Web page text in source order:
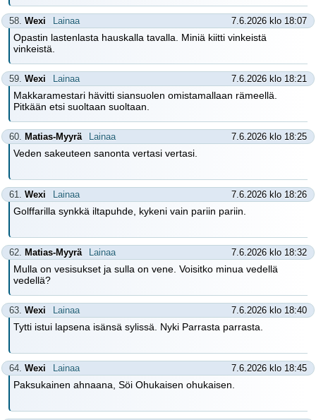
58. Wexi Lainaa 7.6.2026 klo 18:07
Opastin lastenlasta hauskalla tavalla. Miniä kiitti vinkeistä
vinkeistä.
59. Wexi Lainaa 7.6.2026 klo 18:21
Makkaramestari hävitti siansuolen omistamallaan rämeellä.
Pitkään etsi suoltaan suoltaan.
60. Matias-Myyrä Lainaa 7.6.2026 klo 18:25
Veden sakeuteen sanonta vertasi vertasi.
61. Wexi Lainaa 7.6.2026 klo 18:26
Golffarilla synkkä iltapuhde, kykeni vain pariin pariin.
62. Matias-Myyrä Lainaa 7.6.2026 klo 18:32
Mulla on vesisukset ja sulla on vene. Voisitko minua vedellä
vedellä?
63. Wexi Lainaa 7.6.2026 klo 18:40
Tytti istui lapsena isänsä sylissä. Nyki Parrasta parrasta.
64. Wexi Lainaa 7.6.2026 klo 18:45
Paksukainen ahnaana, Söi Ohukaisen ohukaisen.